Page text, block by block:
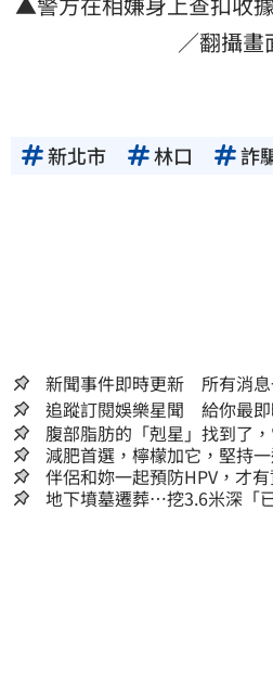
／翻攝畫
新北市 林口 詐
新聞事件即時更新 所有消息
追蹤訂閱娛樂星聞 給你最
腹部脂肪的「剋星」找到了
囊，瘦出小蠻腰
減肥首選，檸檬加它，堅持
人生
伴侶和妳一起預防HPV，才有
地下墳墓遷葬…挖3.6米深「